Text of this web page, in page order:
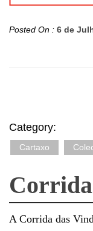
Posted On : 6 de
Category:
Cartaxo
A Corrida das